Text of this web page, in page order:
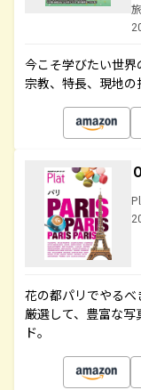
今こそ学びたい世界
宗教、特長、現地の
花の都パリでやる
厳選して、豊富な写
ド。